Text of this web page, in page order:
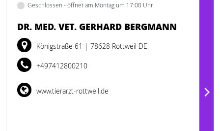
Geschlossen - öffnet am Montag um 17:00 Uhr
DR. MED. VET. GERHARD BERGMANN
Königstraße 61 | 78628 Rottweil DE
+497412800210
www.tierarzt-rottweil.de